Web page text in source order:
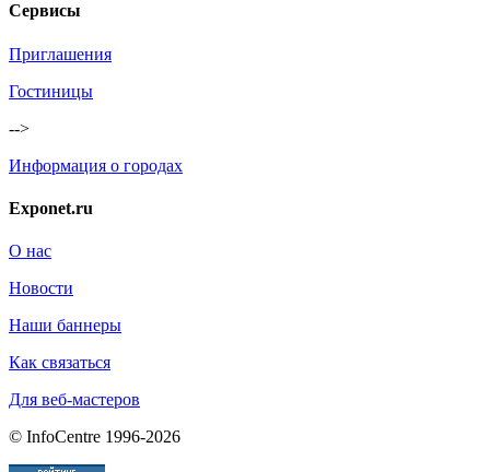
Сервисы
Приглашения
Гостиницы
-->
Информация о городах
Exponet.ru
О нас
Новости
Наши баннеры
Как связаться
Для веб-мастеров
© InfoCentre 1996-2026